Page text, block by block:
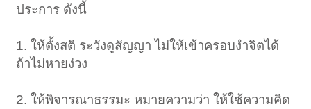
ประการ ดังนี้
1. ให้ตั้งสติ ระวังดูสัญญา ไม่ให้เข้าครอบงำจิตได้
ถ้าไม่หายง่วง
2. ให้พิจารณาธรรมะ หมายความว่า ให้ใช้ความคิด